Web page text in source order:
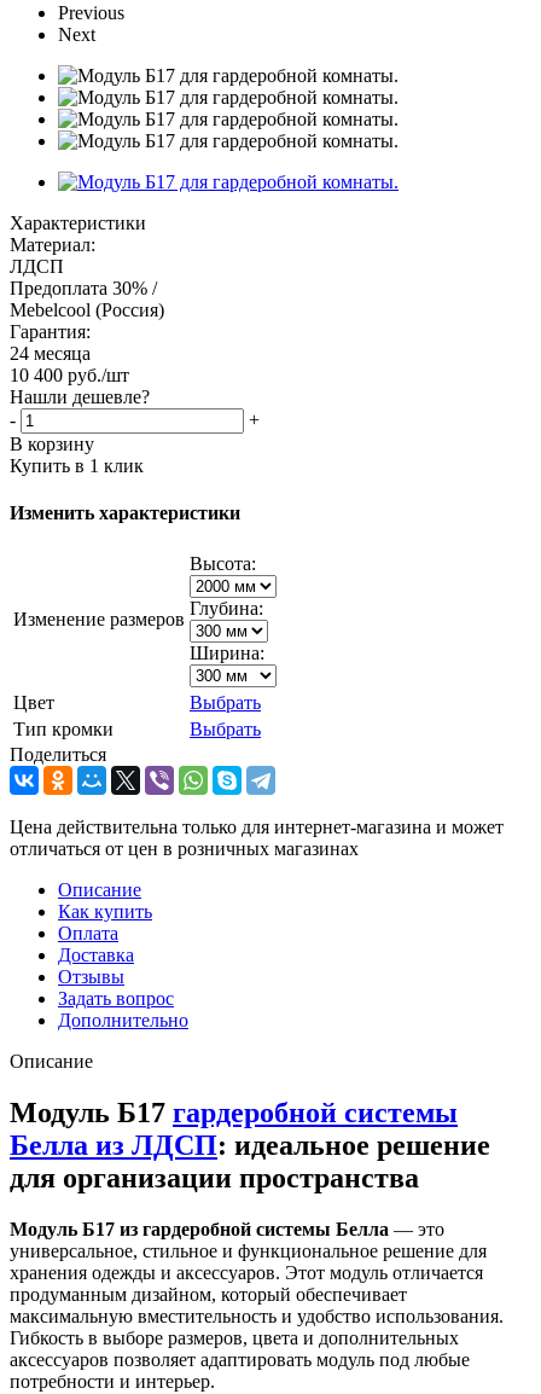
Previous
Next
Характеристики
Материал:
ЛДСП
Предоплата 30% /
Mebelcool (Россия)
Гарантия:
24 месяца
10 400 руб./шт
Нашли дешевле?
-
+
В корзину
Купить в 1 клик
Изменить характеристики
Изменение размеров
Высота:
Глубина:
Ширина:
Цвет
Выбрать
Тип кромки
Выбрать
Поделиться
Цена действительна только для интернет-магазина и может
отличаться от цен в розничных магазинах
Описание
Как купить
Оплата
Доставка
Отзывы
Задать вопрос
Дополнительно
Описание
Модуль Б17 гардеробной системы
Белла из ЛДСП: идеальное решение
для организации пространства
Модуль Б17 из гардеробной системы Белла — это
универсальное, стильное и функциональное решение для
хранения одежды и аксессуаров. Этот модуль отличается
продуманным дизайном, который обеспечивает
максимальную вместительность и удобство использования.
Гибкость в выборе размеров, цвета и дополнительных
аксессуаров позволяет адаптировать модуль под любые
потребности и интерьер.